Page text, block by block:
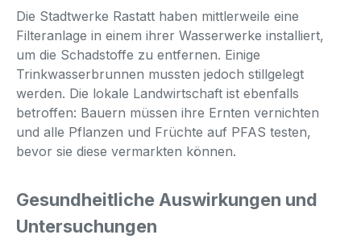
Die Stadtwerke Rastatt haben mittlerweile eine
Filteranlage in einem ihrer Wasserwerke installiert,
um die Schadstoffe zu entfernen. Einige
Trinkwasserbrunnen mussten jedoch stillgelegt
werden. Die lokale Landwirtschaft ist ebenfalls
betroffen: Bauern müssen ihre Ernten vernichten
und alle Pflanzen und Früchte auf PFAS testen,
bevor sie diese vermarkten können.
Gesundheitliche Auswirkungen und
Untersuchungen